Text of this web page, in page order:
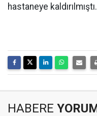
hastaneye
HABERE